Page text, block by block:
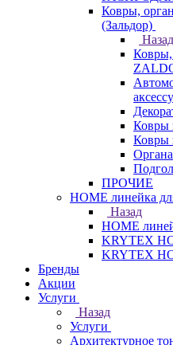
Ковры,
(Зальдор)
Назад
Ковры,
Ковры
Ковры
ПРОЧИЕ
HOME линейка
Назад
HOME
KRYTEX
KRYTEX
Бренды
Акции
Услуги
Назад
Услуги
Архитектурное